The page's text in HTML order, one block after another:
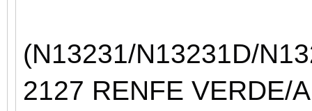
(N13231/N13231D/
2127 RENFE VERDE/